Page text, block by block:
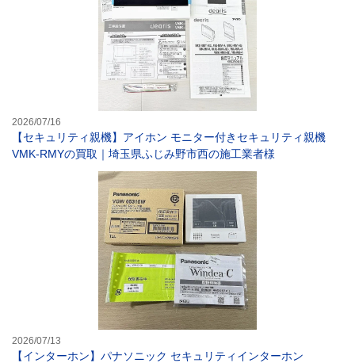
2026/07/16
【セキュリティ親機】アイホン モニター付きセキュリティ親機
VMK-RMYの買取｜埼玉県ふじみ野市西の施工業者様
2026/07/13
【インターホン】パナソニック セキュリティインターホン